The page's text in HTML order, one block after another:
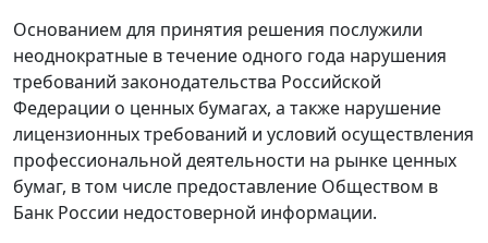
Основанием для принятия решения послужили
неоднократные в течение одного года нарушения
требований законодательства Российской
Федерации о ценных бумагах, а также нарушение
лицензионных требований и условий осуществления
профессиональной деятельности на рынке ценных
бумаг, в том числе предоставление Обществом в
Банк России недостоверной информации.